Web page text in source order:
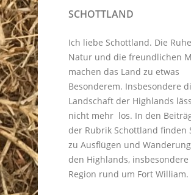
SCHOTTLAND
Ich liebe Schottland. Die
Natur und die freundlichen
machen das Land zu etwas
Besonderem. Insbesondere
Landschaft der Highlands
nicht mehr los. In den
der Rubrik Schottland finden
zu Ausflügen und
den Highlands, insbesondere
Region rund um Fort William.